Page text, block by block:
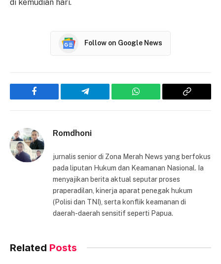
di kemudian hari.
Follow on Google News
Facebook Telegram WhatsApp
Copy
Romdhoni
jurnalis senior di Zona Merah News yang berfokus
pada liputan Hukum dan Keamanan Nasional. Ia
menyajikan berita aktual seputar proses
praperadilan, kinerja aparat penegak hukum
(Polisi dan TNI), serta konflik keamanan di
daerah-daerah sensitif seperti Papua.
Related Posts